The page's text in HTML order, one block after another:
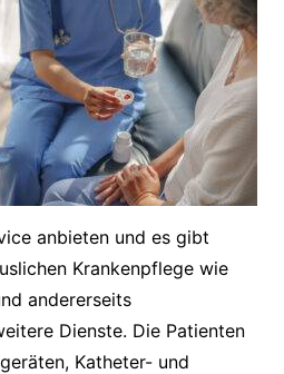
anbieten und es gibt
Krankenpflege wie
andererseits
Dienste. Die Patienten
Katheter- und